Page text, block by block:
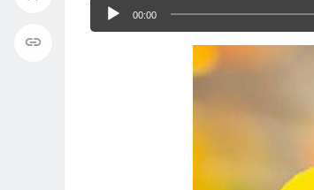
频
00:00